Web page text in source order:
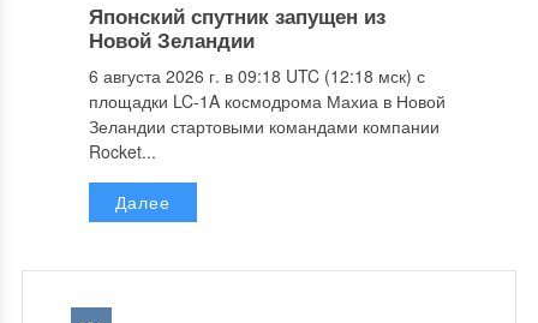
Японский спутник запущен из
Новой Зеландии
6 августа 2026 г. в 09:18 UTC (12:18 мск) с
площадки LC-1A космодрома Махиа в Новой
Зеландии стартовыми командами компании
Rocket...
Далее